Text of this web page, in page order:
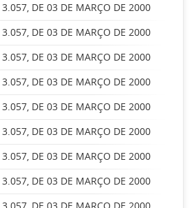
3.057, DE 03 DE MARÇO DE 2000
3.057, DE 03 DE MARÇO DE 2000
3.057, DE 03 DE MARÇO DE 2000
3.057, DE 03 DE MARÇO DE 2000
3.057, DE 03 DE MARÇO DE 2000
3.057, DE 03 DE MARÇO DE 2000
3.057, DE 03 DE MARÇO DE 2000
3.057, DE 03 DE MARÇO DE 2000